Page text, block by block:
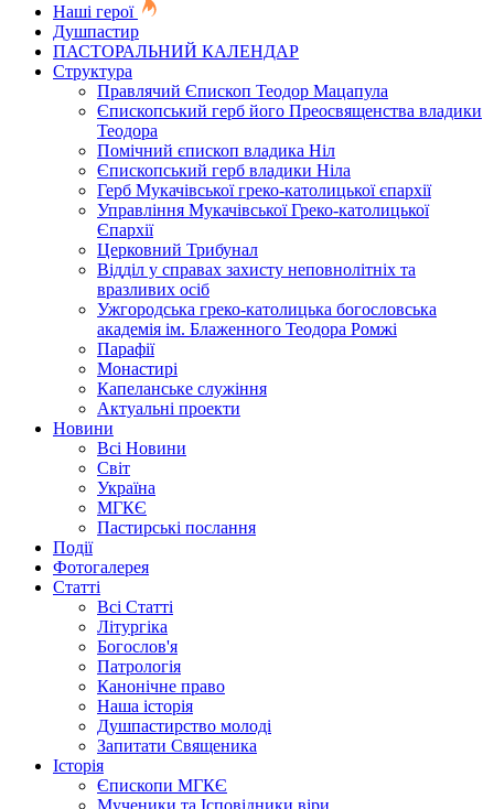
Наші герої
Душпастир
ПАСТОРАЛЬНИЙ КАЛЕНДАР
Структура
Правлячий Єпископ Теодор Мацапула
Єпископський герб його Преосвященства владики
Теодора
Помічний єпископ владика Ніл
Єпископський герб владики Ніла
Герб Мукачівської греко-католицької єпархії
Управління Мукачівської Греко-католицької
Єпархії
Церковний Трибунал
Відділ у справах захисту неповнолітніх та
вразливих осіб
Ужгородська греко-католицька богословська
академія ім. Блаженного Теодора Ромжі
Парафії
Монастирі
Капеланське служіння
Актуальні проекти
Новини
Всі Новини
Світ
Україна
МГКЄ
Пастирські послання
Події
Фотогалерея
Статті
Всі Статті
Літургіка
Богослов'я
Патрологія
Канонічне право
Наша історія
Душпастирство молоді
Запитати Священика
Історія
Єпископи МГКЄ
Мученики та Ісповідники віри